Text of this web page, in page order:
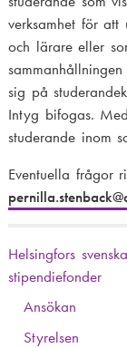
verksamhet för att
och lärare eller
sig på
Intyg bifogas.
studerande inom
Eventuella frågor
pernilla.stenback
H
u
Helsingfors
stipendiefonder
Ansökan
Styrelsen